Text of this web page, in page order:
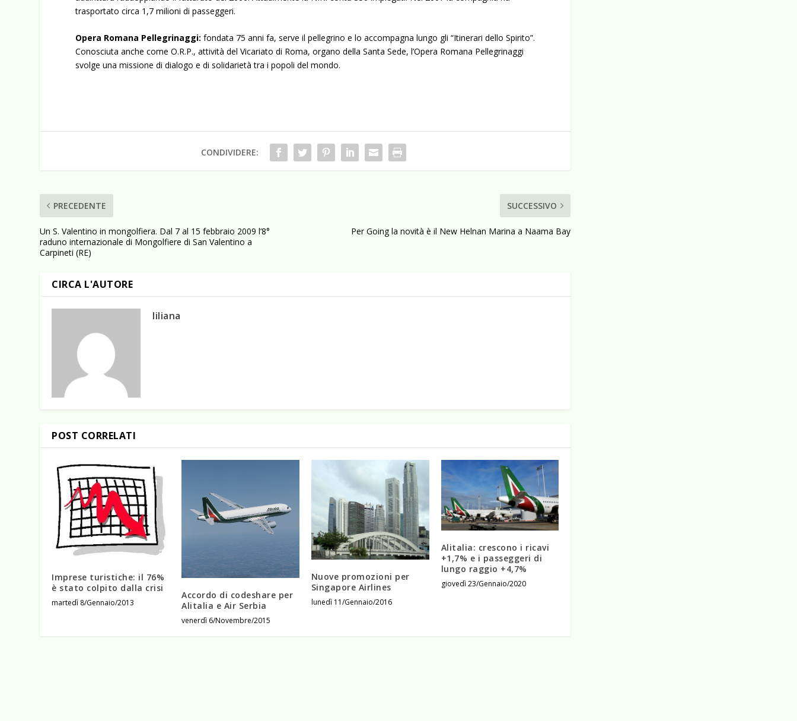
trasportato circa 1,7 milioni di passeggeri.
Opera Romana Pellegrinaggi: fondata 75 anni fa, serve il pellegrino e lo accompagna lungo gli “Itinerari dello Spirito”.
Conosciuta anche come O.R.P., attività del Vicariato di Roma, organo della Santa Sede, l’Opera Romana Pellegrinaggi
svolge una missione di dialogo e di solidarietà tra i popoli del mondo.
CONDIVIDERE:
PRECEDENTE
Un S. Valentino in mongolfiera. Dal 7 al 15 febbraio 2009 l’8°
raduno internazionale di Mongolfiere di San Valentino a
Carpineti (RE)
SUCCESSIVO
Per Going la novità è il New Helnan Marina a Naama Bay
CIRCA L'AUTORE
liliana
POST CORRELATI
Imprese turistiche: il 76%
è stato colpito dalla crisi
martedì 8/Gennaio/2013
Accordo di codeshare per
Alitalia e Air Serbia
venerdì 6/Novembre/2015
Nuove promozioni per
Singapore Airlines
lunedì 11/Gennaio/2016
Alitalia: crescono i ricavi
+1,7% e i passeggeri di
lungo raggio +4,7%
giovedì 23/Gennaio/2020